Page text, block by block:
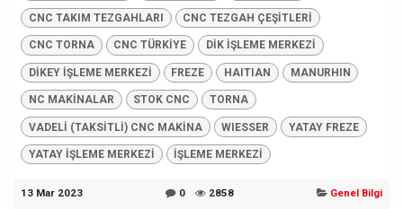
CNC TAKIM TEZGAHLARI CNC TEZGAH ÇEŞİTLERİ
CNC TORNA CNC TÜRKİYE DİK İŞLEME MERKEZİ
DİKEY İŞLEME MERKEZİ FREZE HAITIAN MANURHIN
NC MAKİNALAR STOK CNC TORNA
VADELİ (TAKSİTLİ) CNC MAKİNA WIESSER YATAY FREZE
YATAY İŞLEME MERKEZİ İŞLEME MERKEZİ
13 Mar 2023 0 2858 Genel Bilgi